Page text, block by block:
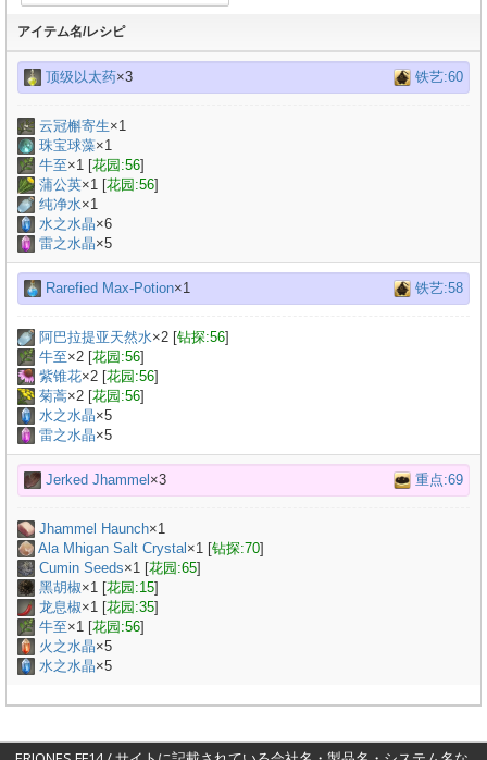
アイテム名/レシピ
顶级以太药×3 铁艺:60
云冠槲寄生×1
珠宝球藻×1
牛至×1 [花园:56]
蒲公英×1 [花园:56]
纯净水×1
水之水晶×6
雷之水晶×5
Rarefied Max-Potion×1 铁艺:58
阿巴拉提亚天然水×2 [钻探:56]
牛至×2 [花园:56]
紫锥花×2 [花园:56]
菊蒿×2 [花园:56]
水之水晶×5
雷之水晶×5
Jerked Jhammel×3 重点:69
Jhammel Haunch×1
Ala Mhigan Salt Crystal×1 [钻探:70]
Cumin Seeds×1 [花园:65]
黑胡椒×1 [花园:15]
龙息椒×1 [花园:35]
牛至×1 [花园:56]
火之水晶×5
水之水晶×5